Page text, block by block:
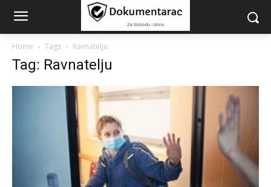
Home Tags Ravnatelju
Tag: Ravnatelju